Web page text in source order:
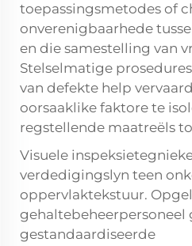
toepassingsmetodes of
onverenigbaarhede
en die samestelling van
Stelselmatige
van defekte help
oorsaaklike faktore te
regstellende maatreëls
Visuele
verdedigingslyn teen
oppervlaktekstuur.
gehaltebeheerpersoneel
gestandaardiseerde